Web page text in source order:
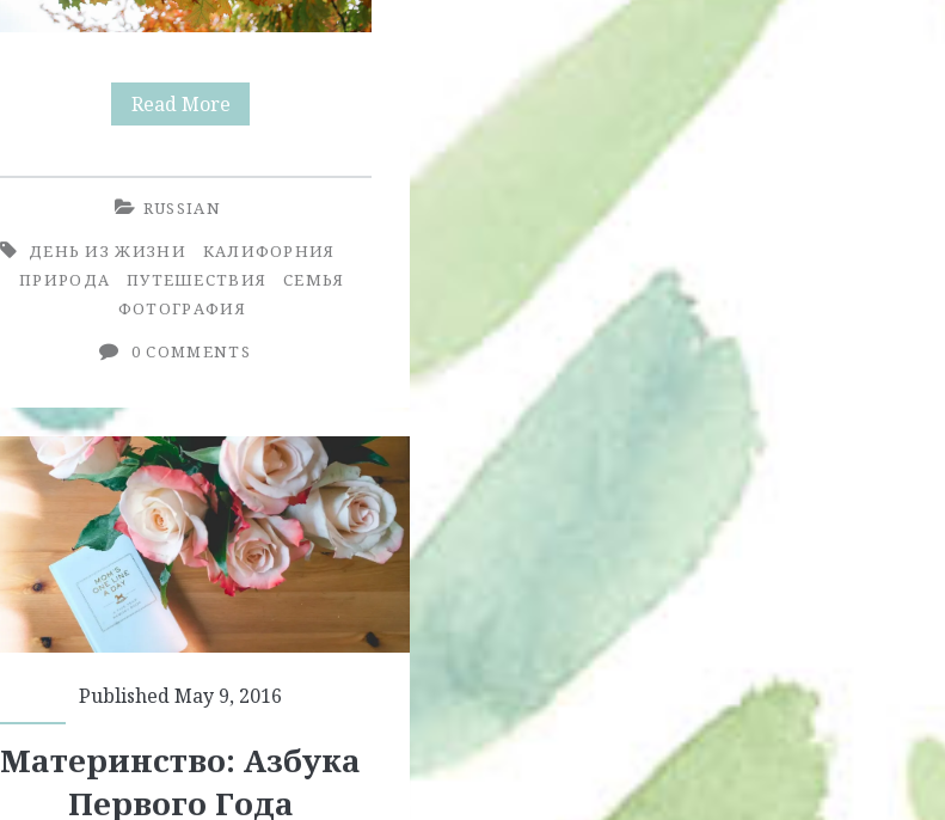
Read MoreВ
в
Big
Bear
CA
RUSSIAN
ДЕНЬ ИЗ ЖИЗНИ
КАЛИФОРНИЯ
ПРИРОДА
ПУТЕШЕСТВИЯ
СЕМЬЯ
ФОТОГРАФИЯ
0 COMMENTS
Published May 9, 2016
Материнство: Азбука
Первого Года